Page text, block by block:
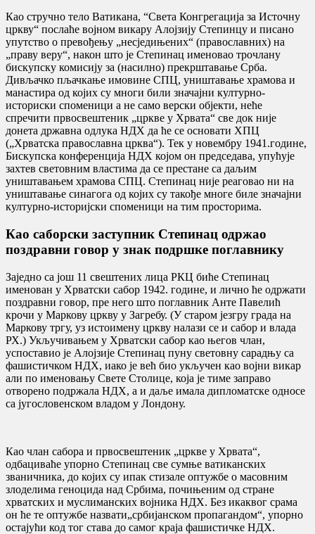
Као стручно тело Ватикана, “Света Конгрегација за Источну
цркву“ послаће војном викару Алојзију Степинцу и писано
упутство о превођењу „несједињених“ (православних) на
„праву веру“, након што је Степинац именовао трочлану
бискупску комисију за (насилно) прекрштавање Срба.
Дивљачко пљачкање имовине СПЦ, уништавање храмова и
манастира од којих су многи били значајни културно-
историски споменици а не само верски објекти, неће
спречити првосвештеник „цркве у Хрвата“ све док није
донета државна одлука НДХ да ће се основати ХПЦ
(„Хрватска православна црква“). Тек у новембру 1941.године,
Бискупска конференција НДХ којом он председава, упућује
захтев световним властима да се престане са даљим
уништавањем храмова СПЦ. Степинац није реаговао ни на
уништавање синагога од којих су такође многе биле значајни
културно-историјски споменици на тим просторима.
Као саборски заступник Степинац одржао
поздравни говор у знак подршке поглавнику
Заједно са још 11 свештених лица РКЦ биће Степинац
именован у Хрватски сабор 1942. године, и лично ће одржати
поздравни говор, пре него што поглавник Анте Павелић
крочи у Маркову цркву у Загребу. (У старом језгру града на
Маркову тргу, уз истоимену цркву налази се и сабор и влада
РХ.) Укључивањем у Хрватски сабор као његов члан,
успоставио је Алојзије Степинац пуну световну сарадњу са
фашистичком НДХ, иако је већ био укључен као војни викар
али по именовању Свете Столице, која је тиме заправо
отворено подржала НДХ, а и даље имала дипломатске односе
са југословенском владом у Лондону.
Као члан сабора и првосвештеник „цркве у Хрвата“,
одбациваће упорно Степинац све сумње ватиканских
званичника, до којих су ипак стизале оптужбе о масовним
злоделима геноцида над Србима, почињеним од стране
хрватских и муслиманских војника НДХ. Без икаквог срама
он ће те оптужбе назвати„србијанском пропагандом“, упорно
остајући код тог става до самог краја фашистичке НДХ.